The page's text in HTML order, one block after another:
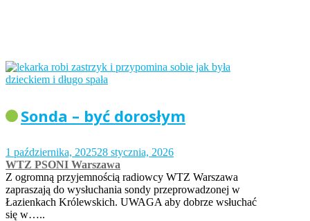
Sonda – być dorosłym
1 października, 202528 stycznia, 2026
WTZ PSONI Warszawa
Z ogromną przyjemnością radiowcy WTZ Warszawa
zapraszają do wysłuchania sondy przeprowadzonej w
Łazienkach Królewskich. UWAGA aby dobrze wsłuchać
się w…..